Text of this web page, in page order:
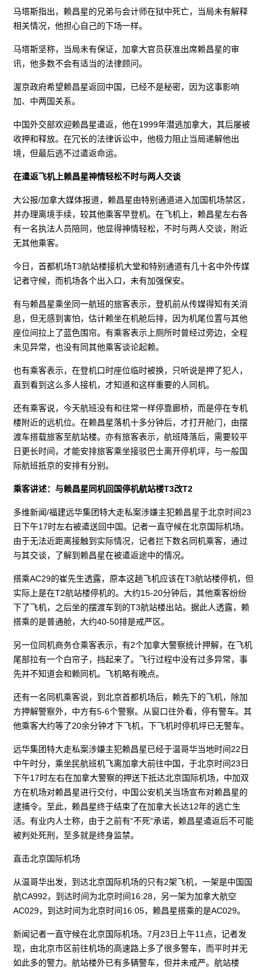
马塔斯指出，赖昌星的兄弟与会计师在狱中死亡，当局未有解释
相关情况，他担心自己的下场一样。
马塔斯坚称，当局未有保证，加拿大官员获准出席赖昌星的审
讯，他多数不会有适当的法律顾问。
渥京政府希望赖昌星返回中国，已经不是秘密，因为这事影响
加、中两国关系。
中国外交部欢迎赖昌星遣返，他在1999年潜逃加拿大，其后屡被
收押和释放。在冗长的法律诉讼中，他极力阻止当局递解他出
境，但最后逃不过遣返命运。
在遣返飞机上赖昌星神情轻松不时与两人交谈
大公报/加拿大媒体报道，赖昌星由特别通道进入加国机场禁区，
并办理离境手续，较其他乘客早登机。在飞机上，赖昌星左右各
有一名执法人员陪同，他显得神情轻松，不时与两人交谈，附近
无其他乘客。
今日，首都机场T3航站楼接机大堂和特别通道有几十名中外传媒
记者守候，而机场各个出入口，未有加强保安。
有与赖昌星乘坐同一航班的旅客表示，登机前从传媒得知有关消
息，但无感到害怕，估计赖坐在机舱后排，因为机尾位置与其他
座位间拉上了蓝色围帘。有乘客表示上厕所时曾经过旁边，全程
未见异常，也没有同其他乘客谈论起赖。
也有乘客表示，在登机口时座位临时被换，只听说是押了犯人，
直到看到这么多人接机，才知道和这样重要的人同机。
还有乘客说，今天航班没有和往常一样停靠廊桥，而是停在专机
楼附近的远机位。在赖昌星落机十多分钟后，才打开舱门，由摆
渡车搭载旅客至航站楼。亦有旅客表示，航班降落后，需要较平
日更长时间，才能安排旅客乘坐接驳巴士离开停机坪，与一般国
际航班抵京的安排有分别。
乘客讲述：与赖昌星同机回国停机航站楼T3改T2
多维新闻/福建远华集团特大走私案涉嫌主犯赖昌星于北京时间23
日下午17时左右被遣送回中国。记者一直守候在北京国际机场。
由于无法近距离接触到实际情况，记者拦下数名同机乘客，通过
与其交谈，了解到赖昌星在被遣返途中的情况。
搭乘AC29的崔先生透露，原本这趟飞机应该在T3航站楼停机，但
实际上是在T2航站楼停机的。大约15-20分钟后，其他乘客纷纷
下了飞机，之后坐的摆渡车到的T3航站楼出站。据此人透露，赖
搭乘的是普通舱，大约40-50排是戒严区。
另一位同机商务仓乘客表示，有2个加拿大警察统计押解，在飞机
尾部拉有一个白帘子，挡起来了。飞行过程中没有过多异常，事
先并不知道会和赖同机。飞机略有晚点。
还有一名同机乘客说，到北京首都机场后，赖先下的飞机，除加
方押解警察外，中方有5-6个警察。从窗口往外看，停有警车。其
他乘客大约等了20余分钟才下飞机，下飞机时停机坪已无警车。
远华集团特大走私案涉嫌主犯赖昌星已经于温哥华当地时间22日
中午时分，乘坐民航班机飞离加拿大前往中国，于北京时间23日
下午17时左右在加拿大警察的押送下抵达北京国际机场，中加双
方在机场对赖昌星进行交付，中国公安机关当场宣布对赖昌星的
逮捕令。至此，赖昌星终于结束了在加拿大长达12年的逃亡生
活。有业内人士称，由于之前有“不死”承诺，赖昌星遣返后不可能
被判处死刑，至多就是终身监禁。
直击北京国际机场
从温哥华出发，到达北京国际机场的只有2架飞机，一架是中国国
航CA992，到达时间为北京时间16:28，另一架为加拿大航空
AC029，到达时间为北京时间16:05，赖昌星搭乘的是AC029。
新闻记者一直守候在北京国际机场。7月23日上午11点，记者发
现，由北京市区前往机场的高速路上多了很多警车，而平时并无
如此多的警力。航站楼外已有多辆警车，但并未戒严。航站楼